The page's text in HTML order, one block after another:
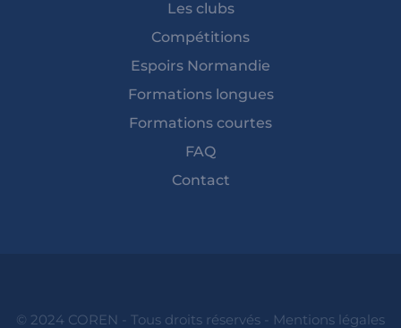
Les clubs
Compétitions
Espoirs Normandie
Formations longues
Formations courtes
FAQ
Contact
© 2024 COREN - Tous droits réservés - Mentions légales